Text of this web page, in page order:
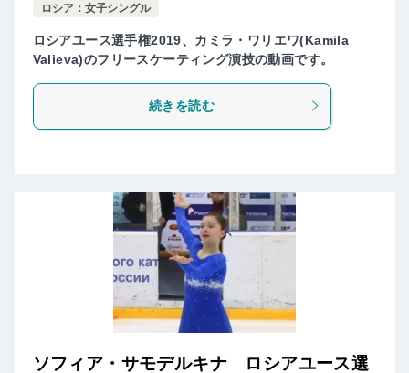
ロシア：女子シングル
ロシアユース選手権2019、カミラ・ワリエワ(Kamila
Valieva)のフリースケーティング演技の動画です。
続きを読む
ソフィア・サモデルキナ ロシアユース選